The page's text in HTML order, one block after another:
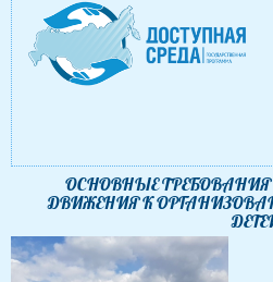
ОСНОВНЫЕ
ДВИЖЕНИЯ К